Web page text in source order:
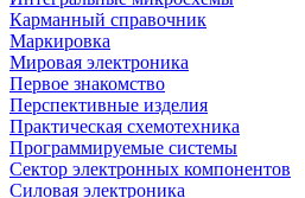
Карманный справочник
Маркировка
Мировая электроника
Первое знакомство
Перспективные изделия
Практическая схемотехника
Программируемые системы
Сектор электронных компонентов
Силовая электроника